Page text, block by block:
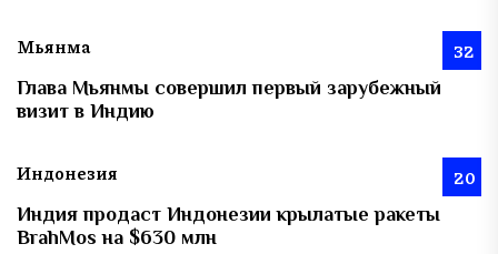
Мьянма 32
Глава Мьянмы совершил первый зарубежный
визит в Индию
Индонезия 20
Индия продаст Индонезии крылатые ракеты
BrahMos на $630 млн